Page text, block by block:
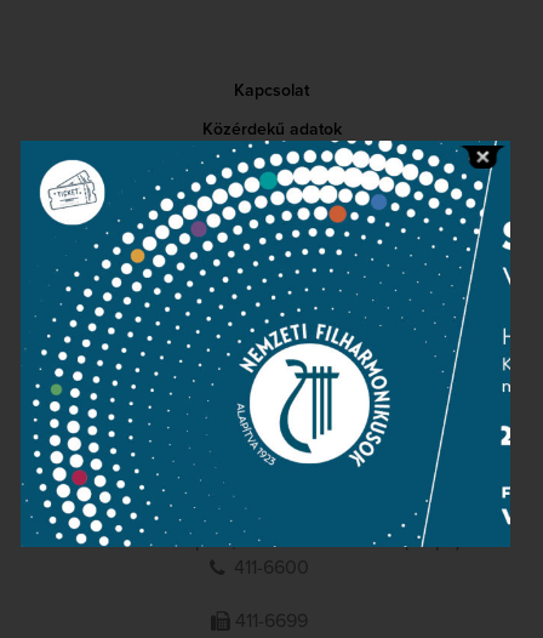
Kapcsolat
Közérdekű adatok
Sajtószoba
Adatvédelem
Impresszum
NEMZETI
FILHARMONIKUSOK
1095 Budapest, Komor Marcell u. 1. (Müpa)
411-6600
411-6699